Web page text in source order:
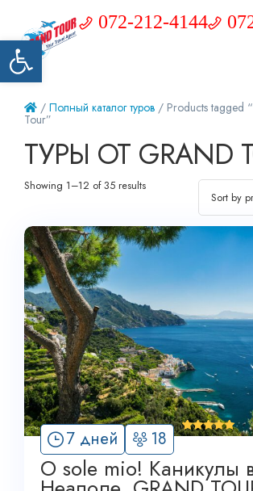
Открыть панель инструментов
072-212-4144
/ Полный каталог туров / Products tagged
Tour”
ТУРЫ ОТ GRAND
Showing 1–12 of 35 results
7 дней 18 4
'
O sole mio! Каникулы